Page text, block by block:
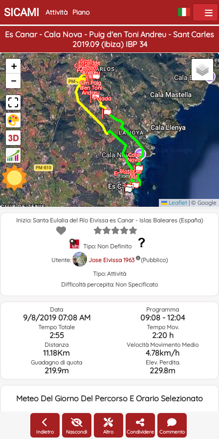
SICAMI Attività Piano
Es Canar - Cala Nova - Puig d'en Toni Andreu - Sant Carles
2019.09 (ibiza) IBP 34
Inizio
Fine
Es Canar
Platja es
canar
Cala
Nova
Pujada
Cim Puig
d'en Toni
Andreu
Sant
Carles de
Peralta
Font de
Peralta
Trull de
Can
Andreu
+
−
Leaflet | © Google
Inizio: Santa Eulalia del Río Eivissa es Canar - Islas Baleares (España)
Tipo: Non Definito
Utente:
Jose Eivissa 1963
(Pubblico)
Tipo: Attività
Difficoltà percepita: Non Specificato
Data
9/8/2019 07:08 AM
Tempo Totale
2:55
Distanza
11.18Km
Guadagno di quota
219.9m
Programma
09:08 - 12:04
Tempo Mov.
2:20 h
Velocità Movimento Medio
4.78km/h
Elev. Perdita.
229.8m
Meteo Del Giorno Del Percorso E Orario Selezionato
07:00
Indietro Nascondi Altro Condividere Commento